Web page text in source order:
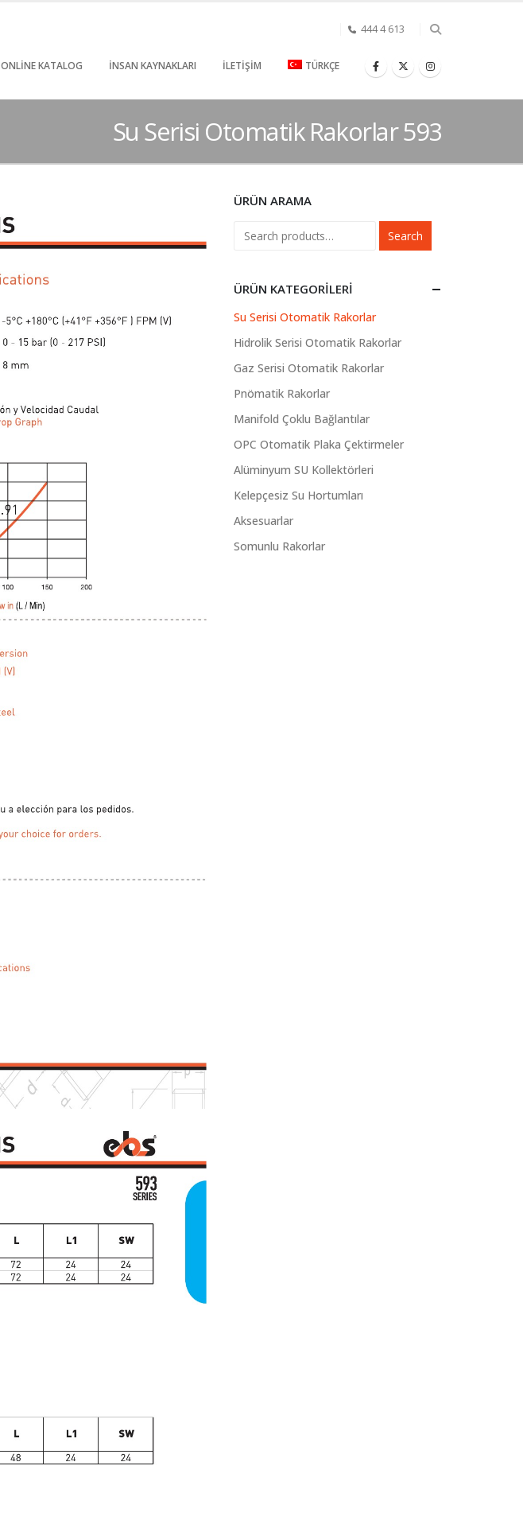
444 4 613
ONLINE KATALOG İNSAN KAYNAKLARI İLETIŞIM TÜRKÇE
Su Serisi Otomatik Rakorlar 593
ÜRÜN ARAMA
Search
ÜRÜN KATEGORILERI
Su Serisi Otomatik Rakorlar
Hidrolik Serisi Otomatik Rakorlar
Gaz Serisi Otomatik Rakorlar
Pnömatik Rakorlar
Manifold Çoklu Bağlantılar
OPC Otomatik Plaka Çektirmeler
Alüminyum SU Kollektörleri
Kelepçesiz Su Hortumları
Aksesuarlar
Somunlu Rakorlar